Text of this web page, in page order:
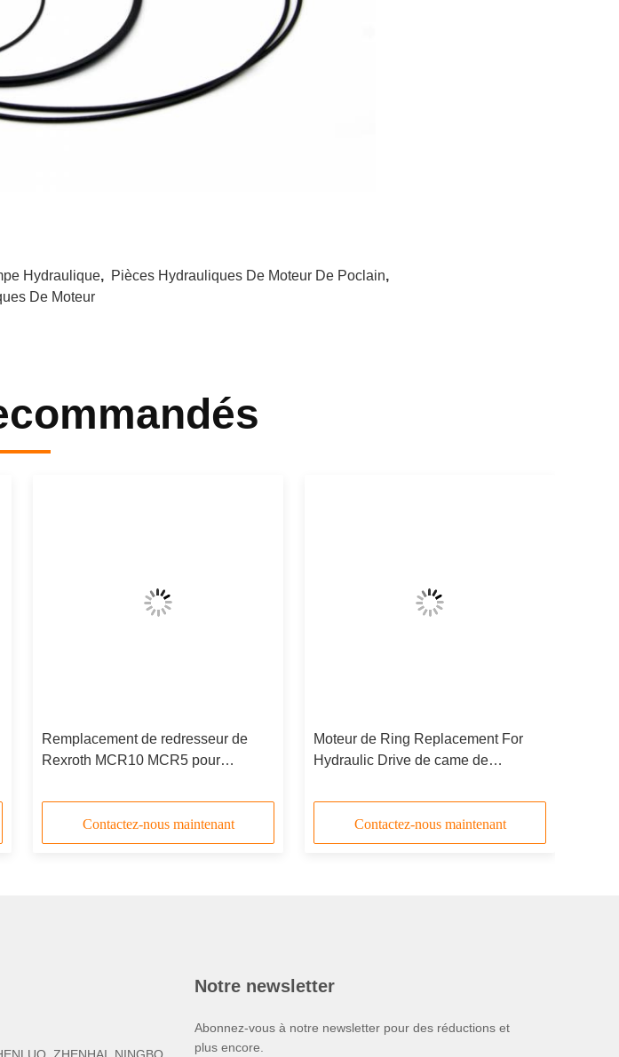
Hydraulique, Pièces Hydrauliques De Moteur De Poclain,
De Moteur
Remplacement de redresseur de
Rexroth MCR10 MCR5 pour
moteur d'entraînement
Contactez-nous maintenant
Moteur de Ring Replacement For
Hydraulic Drive de came de
Contactez-nous maintenant
Notre newsletter
Abonnez-vous à notre newsletter pour des réductions et
plus encore.